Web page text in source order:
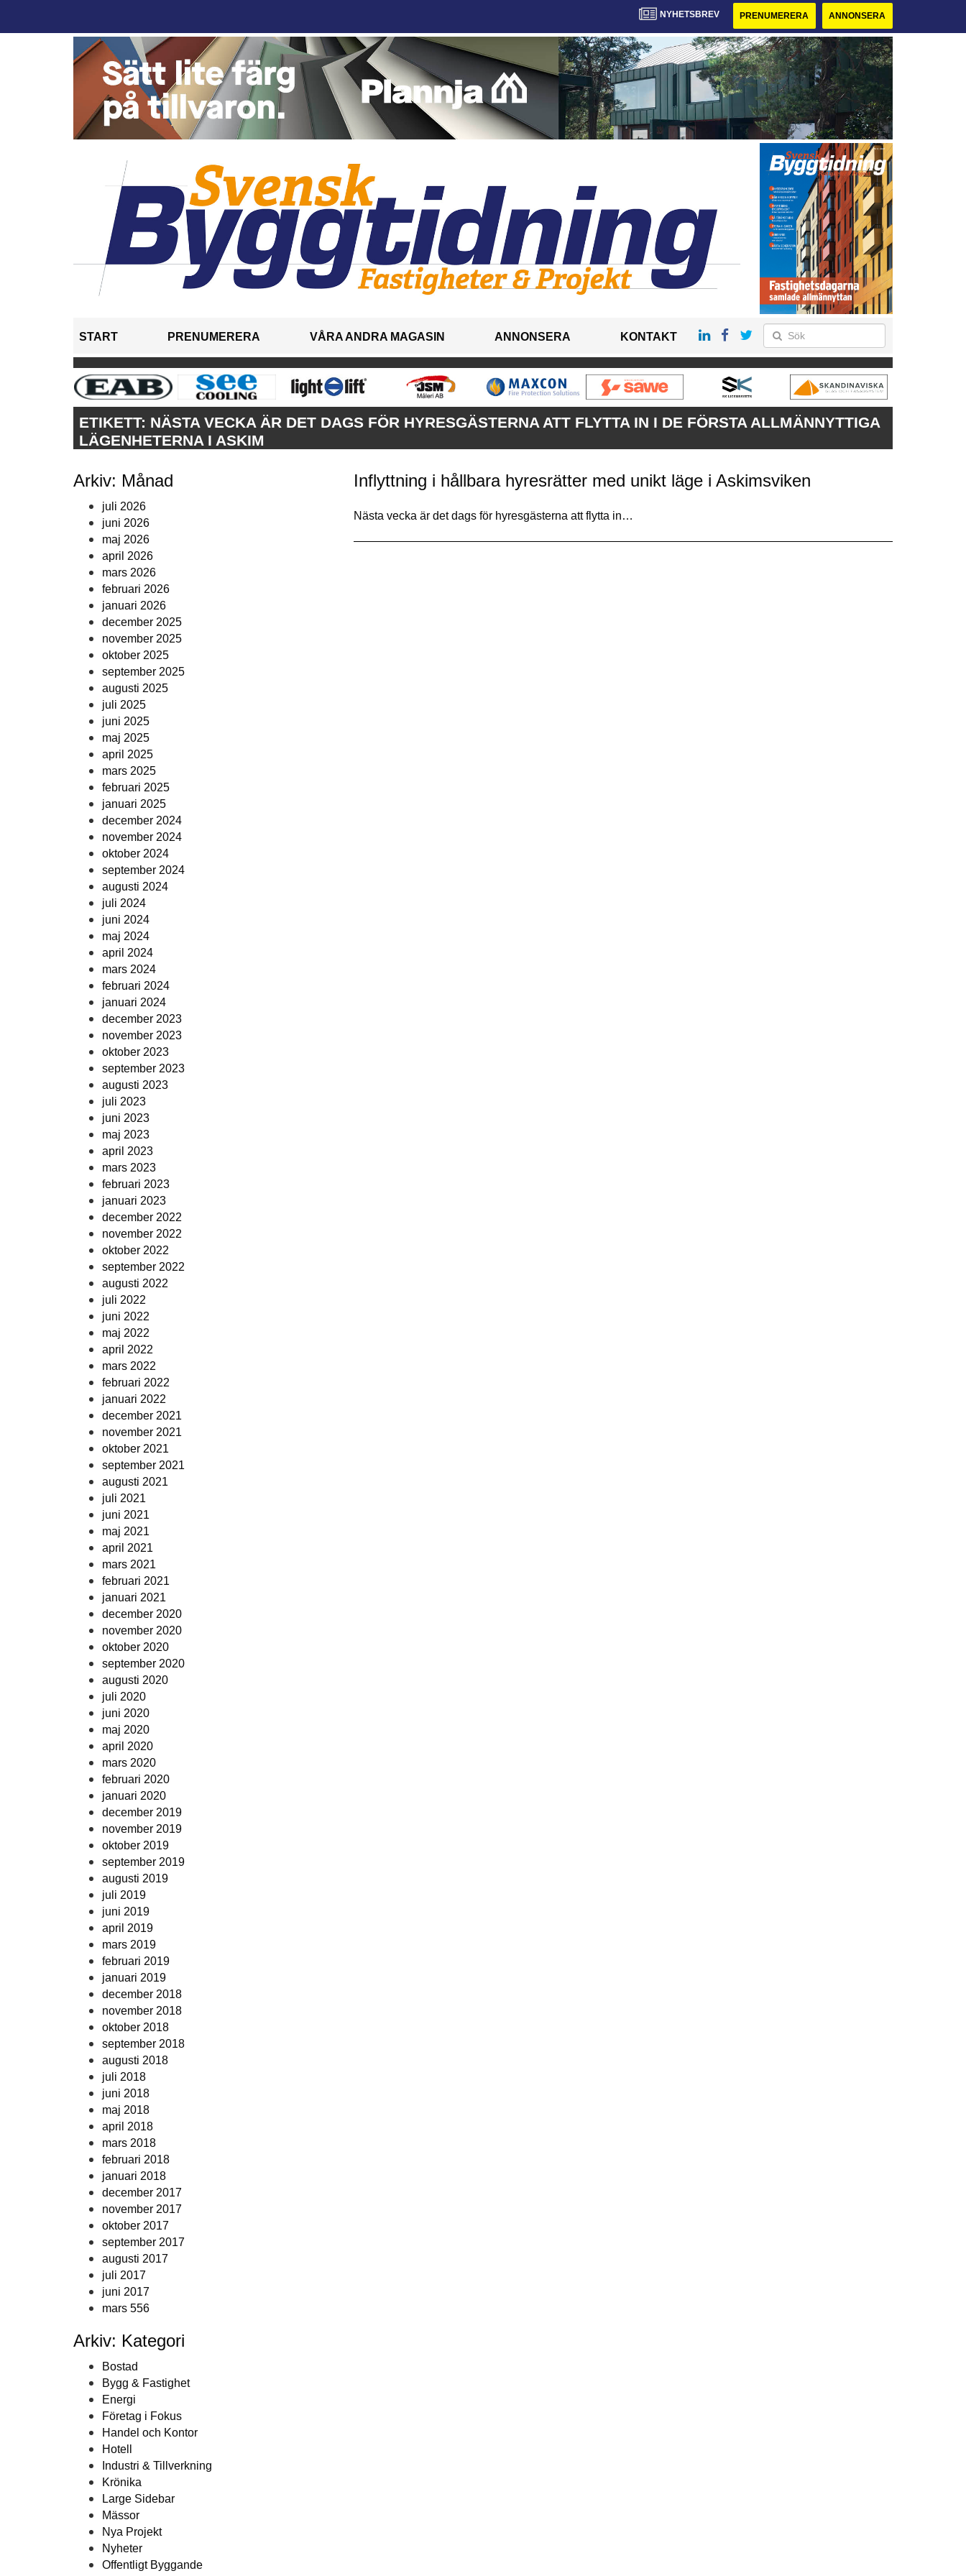
NYHETSBREV PRENUMERERA ANNONSERA
START PRENUMERERA VÅRA ANDRA MAGASIN ANNONSERA KONTAKT
ETIKETT: NÄSTA VECKA ÄR DET DAGS FÖR HYRESGÄSTERNA ATT FLYTTA IN I DE FÖRSTA ALLMÄNNYTTIGA
LÄGENHETERNA I ASKIM
Arkiv: Månad
juli 2026
juni 2026
maj 2026
april 2026
mars 2026
februari 2026
januari 2026
december 2025
november 2025
oktober 2025
september 2025
augusti 2025
juli 2025
juni 2025
maj 2025
april 2025
mars 2025
februari 2025
januari 2025
december 2024
november 2024
oktober 2024
september 2024
augusti 2024
juli 2024
juni 2024
maj 2024
april 2024
mars 2024
februari 2024
januari 2024
december 2023
november 2023
oktober 2023
september 2023
augusti 2023
juli 2023
juni 2023
maj 2023
april 2023
mars 2023
februari 2023
januari 2023
december 2022
november 2022
oktober 2022
september 2022
augusti 2022
juli 2022
juni 2022
maj 2022
april 2022
mars 2022
februari 2022
januari 2022
december 2021
november 2021
oktober 2021
september 2021
augusti 2021
juli 2021
juni 2021
maj 2021
april 2021
mars 2021
februari 2021
januari 2021
december 2020
november 2020
oktober 2020
september 2020
augusti 2020
juli 2020
juni 2020
maj 2020
april 2020
mars 2020
februari 2020
januari 2020
december 2019
november 2019
oktober 2019
september 2019
augusti 2019
juli 2019
juni 2019
april 2019
mars 2019
februari 2019
januari 2019
december 2018
november 2018
oktober 2018
september 2018
augusti 2018
juli 2018
juni 2018
maj 2018
april 2018
mars 2018
februari 2018
januari 2018
december 2017
november 2017
oktober 2017
september 2017
augusti 2017
juli 2017
juni 2017
mars 556
Arkiv: Kategori
Bostad
Bygg & Fastighet
Energi
Företag i Fokus
Handel och Kontor
Hotell
Industri & Tillverkning
Krönika
Large Sidebar
Mässor
Nya Projekt
Nyheter
Offentligt Byggande
Inflyttning i hållbara hyresrätter med unikt läge i Askimsviken
Nästa vecka är det dags för hyresgästerna att flytta in…